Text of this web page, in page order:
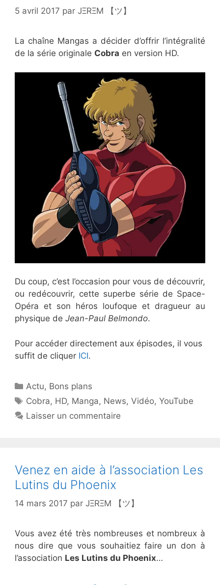
5 avril 2017 par JΞRΞM 【ツ】
La chaîne Mangas a décider d’offrir l’intégralité
de la série originale Cobra en version HD.
Du coup, c’est l’occasion pour vous de découvrir,
ou redécouvrir, cette superbe série de Space-
Opéra et son héros loufoque et dragueur au
physique de Jean-Paul Belmondo.
Pour accéder directement aux épisodes, il vous
suffit de cliquer ICI.
Catégories
Actu, Bons plans
Étiquettes
Cobra, HD, Manga, News,Vidéo,YouTube
Laisser un commentaire
Venez en aide à l’association Les
Lutins du Phoenix
14 mars 2017 par JΞRΞM 【ツ】
Vous avez été très nombreuses et nombreux à
nous dire que vous souhaitiez faire un don à
l’association Les Lutins du Phoenix…